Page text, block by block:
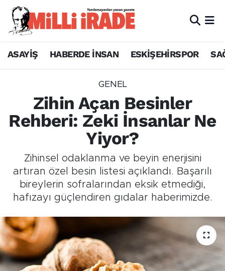
ASAYİŞ HABERDE İNSAN ESKİŞEHİRSPOR
GENEL
Zihin Açan Besinler
Rehberi: Zeki İnsanlar Ne
Yiyor?
Zihinsel odaklanma ve beyin enerjisini
artıran özel besin listesi açıklandı. Başarılı
bireylerin sofralarından eksik etmediği,
hafızayı güçlendiren gıdalar haberimizde.